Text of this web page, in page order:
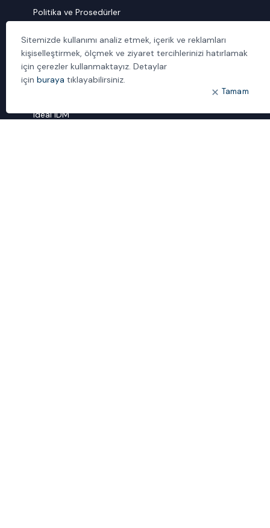
Politika ve Prosedürler
ÖNE ÇIKANLAR
Bulut Dönüşümü
ideal IDM
Sitemizde kullanımı analiz etmek, içerik ve reklamları
kişiselleştirmek, ölçmek ve ziyaret tercihlerinizi hatırlamak
için çerezler kullanmaktayız. Detaylar
için buraya tıklayabilirsiniz.
Tamam